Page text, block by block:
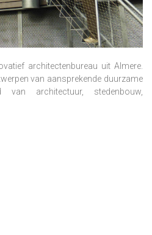
architectenbureau uit Almere.
van aansprekende duurzame
architectuur, stedenbouw,